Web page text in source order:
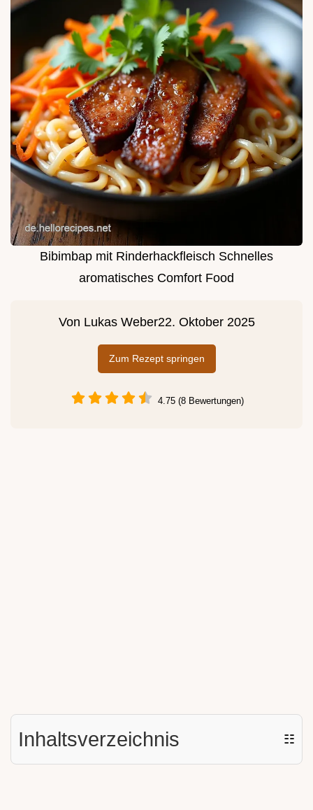
Bibimbap mit Rinderhackfleisch Schnelles
aromatisches Comfort Food
Von Lukas Weber22. Oktober 2025
Zum Rezept springen
4.75 (8 Bewertungen)
Inhaltsverzeichnis ☷